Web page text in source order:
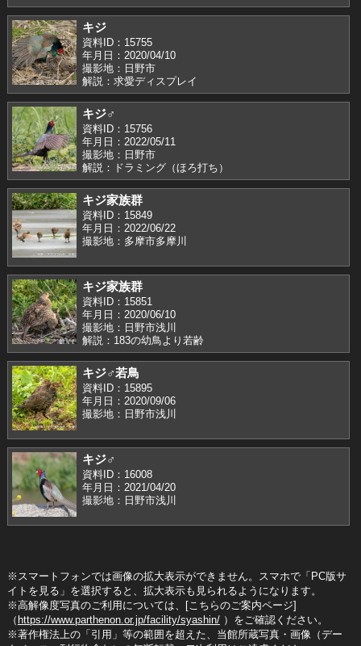
キジ
資料ID：15755
年月日：2020/04/10
撮影地：日野市
解説：求愛ディスプレイ
キジ♂
資料ID：15756
年月日：2022/05/11
撮影地：日野市
解説：ドラミング（ほろ打ち）
キジ家族群
資料ID：15849
年月日：2022/06/22
撮影地：多摩市多摩川
キジ家族群
資料ID：15851
年月日：2020/06/10
撮影地：日野市浅川
解説：183の幼鳥より若齢
キジ♂若鳥
資料ID：15895
年月日：2020/09/06
撮影地：日野市浅川
キジ♂
資料ID：16008
年月日：2021/04/20
撮影地：日野市浅川
※スマートフォンでは画像の拡大表示ができません。スマホで「PC版サ
イトを見る」を選択すると、拡大表示も見られるようになります。
※高解像度写真のご利用については、[こちらのご案内ページ]
（ https://www.parthenon.or.jp/facility/syashin/）をご確認ください。
※著作権法上の「引用」等の範囲を超えた、当館所蔵写真・画像（デー